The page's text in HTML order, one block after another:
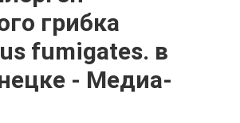
грибка
fumigates. в
- Медиа-